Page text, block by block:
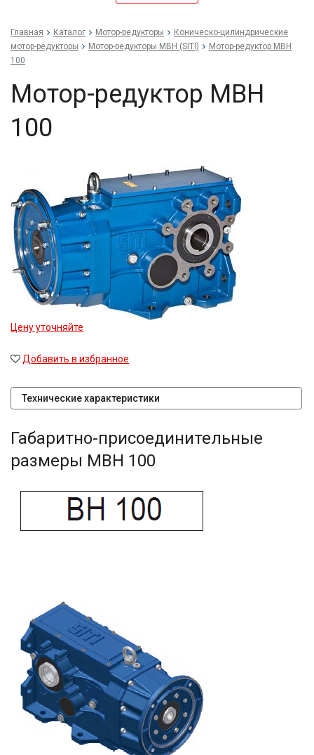
Главная Каталог Мотор-редукторы
Коническо-цилиндрические
мотор-редукторы
Мотор-редукторы MBH (SITI)
Мотор-редуктор MBH
100
Мотор-редуктор MBH
100
Цену уточняйте
Добавить в избранное
Технические характеристики
Габаритно-присоединительные
размеры MBH 100